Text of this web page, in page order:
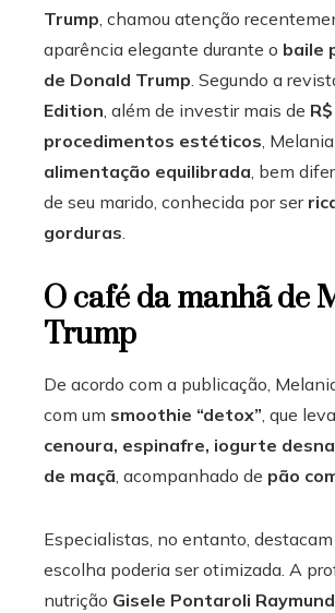
Trump , chamou atenção
aparência elegante durante o baile
de Donald Trump . Segundo a
Edition , além de investir mais de
procedimentos estéticos ,
alimentação equilibrada , bem
de seu marido, conhecida por ser
gorduras
O café da manhã de
Trump
De acordo com a publicação,
com um smoothie “detox” , que leva
cenoura, espinafre, iogurte
de maçã , acompanhado de pão
Especialistas, no entanto,
escolha poderia ser otimizada. A
nutrição Gisele Pontaroli